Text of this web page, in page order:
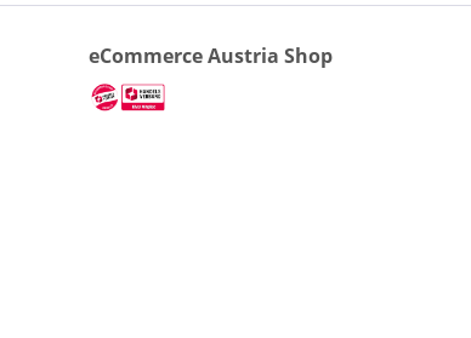
eCommerce Austria Shop